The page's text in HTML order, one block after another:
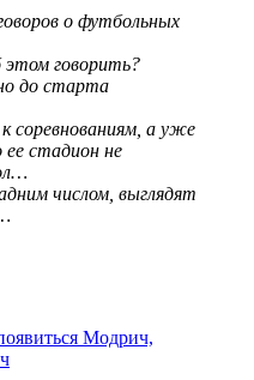
о футбольных
этом говорить?
до старта
соревнованиям, а уже
стадион не
числом, выглядят
Модрич,